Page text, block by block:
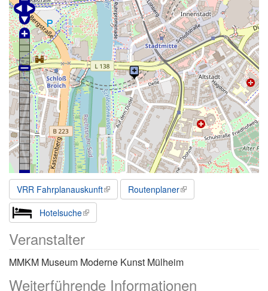
VRR Fahrplanauskunft
Routenplaner
Hotelsuche
Veranstalter
MMKM Museum Moderne Kunst Mülheim
Weiterführende Informationen